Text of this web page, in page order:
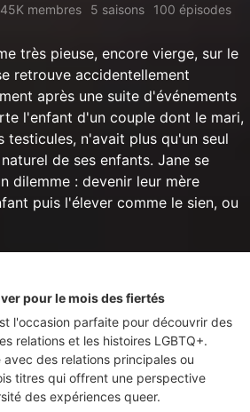
45K membres 5 saisons 100 épisodes
très pieuse, encore vierge, sur le
retrouve accidentellement
après une suite d'événements
l'enfant d'un couple dont le mari,
testicules, n'avait plus qu'un seul
de ses enfants. Jane se
dilemme : devenir leur mère
puis l'élever comme le sien, ou
pour le mois des fiertés
l'occasion parfaite pour découvrir des
relations et les histoires LGBTQ+.
avec des relations principales ou
titres qui offrent une perspective
des expériences queer.